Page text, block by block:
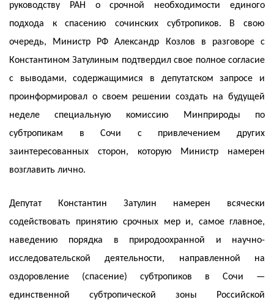
руководству РАН о срочной необходимости единого
подхода к спасению сочинских субтропиков. В свою
очередь, Министр РФ Александр Козлов в разговоре с
Константином Затулиным подтвердил свое полное согласие
с выводами, содержащимися в депутатском запросе и
проинформировал о своем решении создать на будущей
неделе специальную комиссию Минприроды по
субтропикам в Сочи с привлечением других
заинтересованных сторон, которую Министр намерен
возглавить лично.
Депутат Константин Затулин намерен всячески
содействовать принятию срочных мер и, самое главное,
наведению порядка в природоохранной и научно-
исследовательской деятельности, направленной на
оздоровление (спасение) субтропиков в Сочи —
единственной субтропической зоны Российской